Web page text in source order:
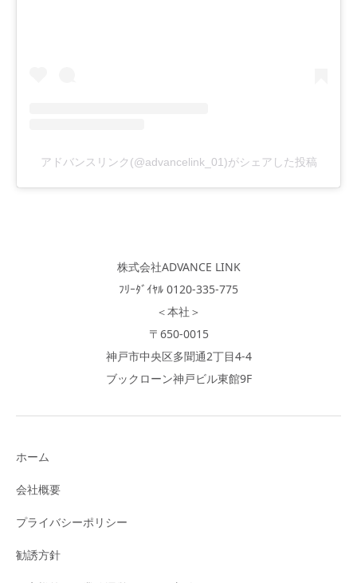
アドバンスリンク(@advancelink_01)がシェアした投稿
株式会社ADVANCE LINK
ﾌﾘｰﾀﾞｲﾔﾙ 0120-335-775
＜本社＞
〒650-0015
神戸市中央区多聞通2丁目4-4
ブックローン神戸ビル東館9F
ホーム
会社概要
プライバシーポリシー
勧誘方針